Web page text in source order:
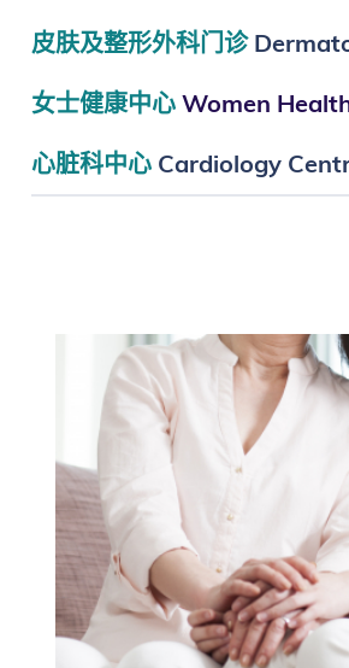
皮肤及整形外科门诊
女士健康中心 Women
心脏科中心 Cardiology